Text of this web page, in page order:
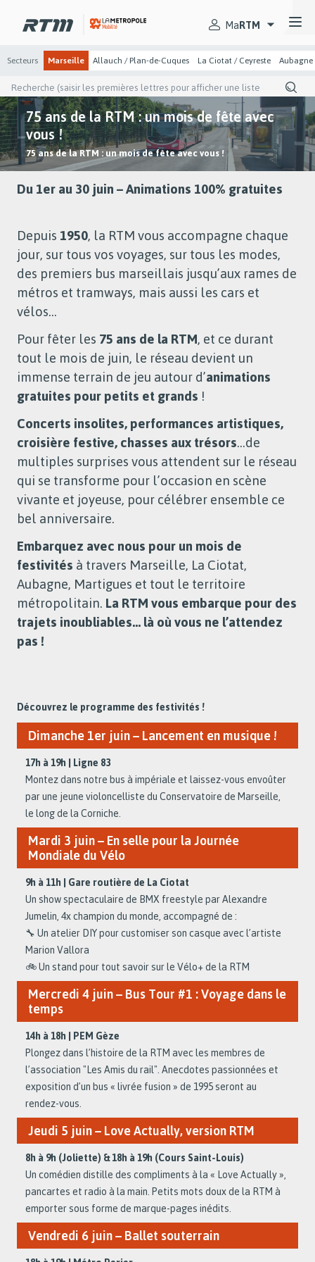
principal
contenu
principal
Secteurs Marseille Allauch / Plan-de-Cuques La Ciotat / Ceyreste Aubagne
Recherche
(saisir
les
premières
lettres
pour
afficher
une
liste
suggestion)
MaRTM
75 ans de la RTM : un mois de fête avec
vous !
You
are
here
75 ans de la RTM : un mois de fête avec vous !
Du 1er au 30 juin – Animations 100% gratuites
Depuis 1950, la RTM vous accompagne chaque
jour, sur tous vos voyages, sur tous les modes,
des premiers bus marseillais jusqu’aux rames de
métros et tramways, mais aussi les cars et
vélos…
Pour fêter les 75 ans de la RTM, et ce durant
tout le mois de juin, le réseau devient un
immense terrain de jeu autour d’animations
gratuites pour petits et grands !
Concerts insolites, performances artistiques,
croisière festive, chasses aux trésors…de
multiples surprises vous attendent sur le réseau
qui se transforme pour l’occasion en scène
vivante et joyeuse, pour célébrer ensemble ce
bel anniversaire.
Embarquez avec nous pour un mois de
festivités à travers Marseille, La Ciotat,
Aubagne, Martigues et tout le territoire
métropolitain. La RTM vous embarque pour des
trajets inoubliables… là où vous ne l’attendez
pas !
Découvrez le programme des festivités !
Dimanche 1er juin – Lancement en musique !
17h à 19h | Ligne 83
Montez dans notre bus à impériale et laissez-vous envoûter
par une jeune violoncelliste du Conservatoire de Marseille,
le long de la Corniche.
Mardi 3 juin – En selle pour la Journée
Mondiale du Vélo
9h à 11h | Gare routière de La Ciotat
Un show spectaculaire de BMX freestyle par Alexandre
Jumelin, 4x champion du monde, accompagné de :
🔧 Un atelier DIY pour customiser son casque avec l’artiste
Marion Vallora
🚲 Un stand pour tout savoir sur le Vélo+ de la RTM
Mercredi 4 juin – Bus Tour #1 : Voyage dans le
temps
14h à 18h | PEM Gèze
Plongez dans l’histoire de la RTM avec les membres de
l’association "Les Amis du rail". Anecdotes passionnées et
exposition d’un bus « livrée fusion » de 1995 seront au
rendez-vous.
Jeudi 5 juin – Love Actually, version RTM
8h à 9h (Joliette) & 18h à 19h (Cours Saint-Louis)
Un comédien distille des compliments à la « Love Actually »,
pancartes et radio à la main. Petits mots doux de la RTM à
emporter sous forme de marque-pages inédits.
Vendredi 6 juin – Ballet souterrain